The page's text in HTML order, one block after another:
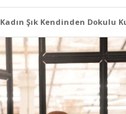
Kadın Şık Kendinden Dokulu